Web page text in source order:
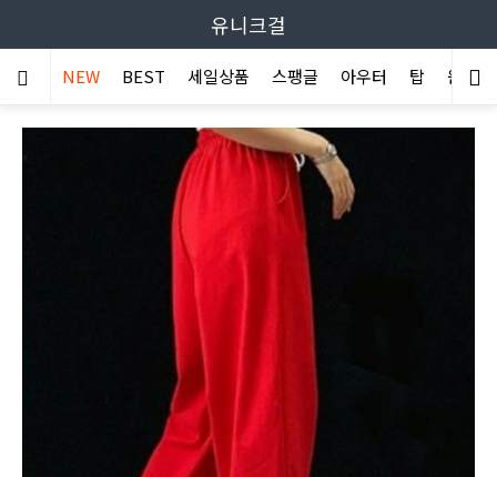
유니크걸
NEW BEST 세일상품 스팽글 아우터 탑 원피스